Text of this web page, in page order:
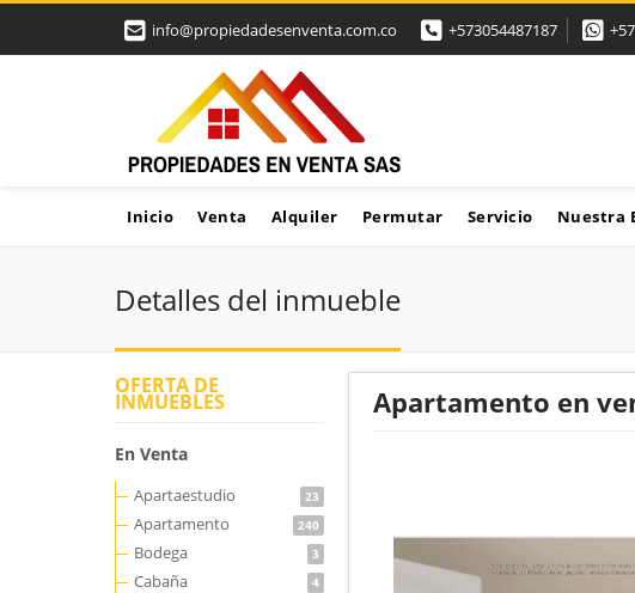
info@propiedadesenventa.com.co +573054487187
Inicio Venta Alquiler Permutar Servicio Nuestra
Detalles del inmueble
OFERTA DE
INMUEBLES
En Venta
Apartaestudio 23
Apartamento 240
Bodega 3
Cabaña 4
Apartamento en